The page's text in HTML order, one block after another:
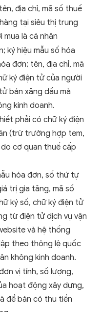
địa chỉ, mã số thuế
tại siêu thị trung
là cá nhân
ký hiệu mẫu số hóa
đơn; tên, địa chỉ, mã
ký điện tử của người
bán xăng dầu mà
kinh doanh.
phải có chữ ký điện
(trừ trường hợp tem,
cơ quan thuế cấp
hóa đơn, số thứ tự
trị gia tăng, mã số
ký số, chữ ký điện tử
từ điện tử dịch vụ vận
và hệ thống
theo thông lệ quốc
không kinh doanh.
vị tính, số lượng,
hoạt động xây dựng,
để bán có thu tiền